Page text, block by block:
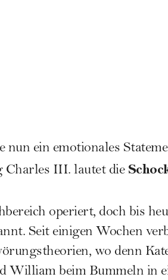
ein emotionales
Charles III. lautet die
operiert, doch bis
Seit einigen Wochen
wo denn
William beim Bummeln in